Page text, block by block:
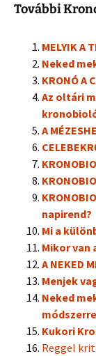
További
MELYIK A
Neked
KRONÓ A
Az oltári
A
napirend?
Mi a
Mikor van
A NEKED
Menjek
Neked
Kukori
Reggel